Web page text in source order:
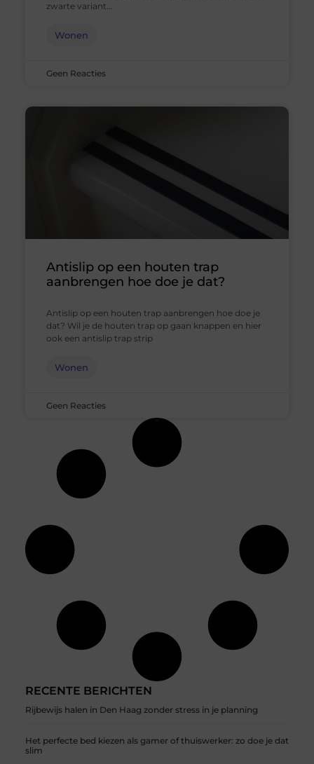
RECENTE BERICHTEN
Rijbewijs halen in Den Haag zonder stress in je planning
Het perfecte bed kiezen als gamer of thuiswerker: zo doe je dat
slim
zwarte variant…
Wonen
Geen Reacties
Antislip op een houten trap
aanbrengen hoe doe je dat?
Antislip op een houten trap aanbrengen hoe doe je
dat? Wil je de houten trap op gaan knappen en hier
ook een antislip trap strip
Wonen
Geen Reacties